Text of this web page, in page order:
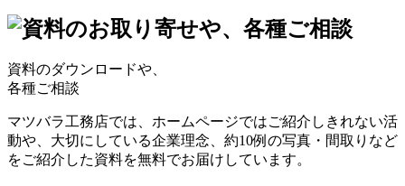
資料のダウンロードや、
各種ご相談
マツバラ工務店では、ホームページではご紹介しきれない活
動や、大切にしている企業理念、約10例の写真・間取りなど
をご紹介した資料を無料でお届けしています。